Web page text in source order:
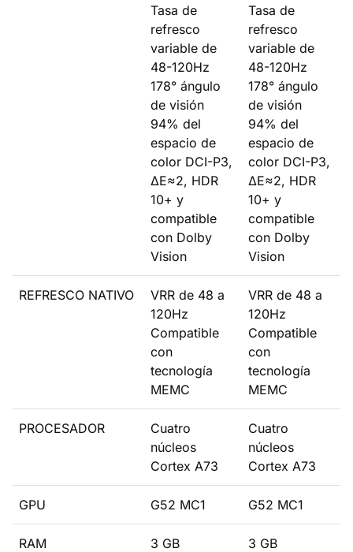
Tasa de
refresco
variable de
48-120Hz
178° ángulo
de visión
94% del
espacio de
color DCI-P3,
ΔE≈2, HDR
10+ y
compatible
con Dolby
Vision
Tasa de
refresco
variable de
48-120Hz
178° ángulo
de visión
94% del
espacio de
color DCI-P3,
ΔE≈2, HDR
10+ y
compatible
con Dolby
Vision
REFRESCO NATIVO
VRR de 48 a
120Hz
Compatible
con
tecnología
MEMC
VRR de 48 a
120Hz
Compatible
con
tecnología
MEMC
PROCESADOR
Cuatro
núcleos
Cortex A73
Cuatro
núcleos
Cortex A73
GPU G52 MC1 G52 MC1
RAM 3 GB 3 GB